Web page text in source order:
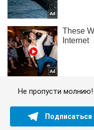
Не пропусти
Подписаться